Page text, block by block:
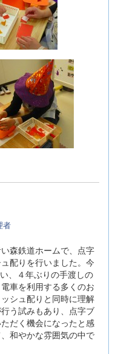
者
森鉄道ホームで、点字
配りを行いました。今
、４年ぶりの手渡しの
車を利用する多くのお
シュ配りと同時に理解
う試みもあり、点字ブ
だく機会になったと感
和やかな雰囲気の中で